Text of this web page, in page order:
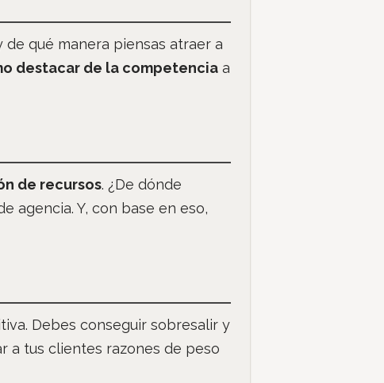
de qué manera piensas atraer a
destacar de la competenciaa
de recursos. ¿De dónde
agencia. Y, con base en eso,
Debes conseguir sobresalir y
a tus clientes razones de peso